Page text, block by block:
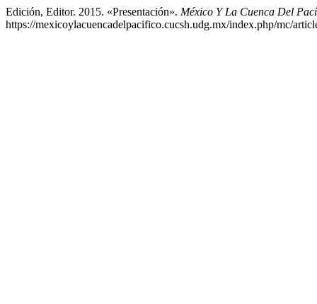
Edición, Editor. 2015. «Presentación». México Y La Cuenca Del
https://mexicoylacuencadelpacifico.cucsh.udg.mx/index.php/mc/